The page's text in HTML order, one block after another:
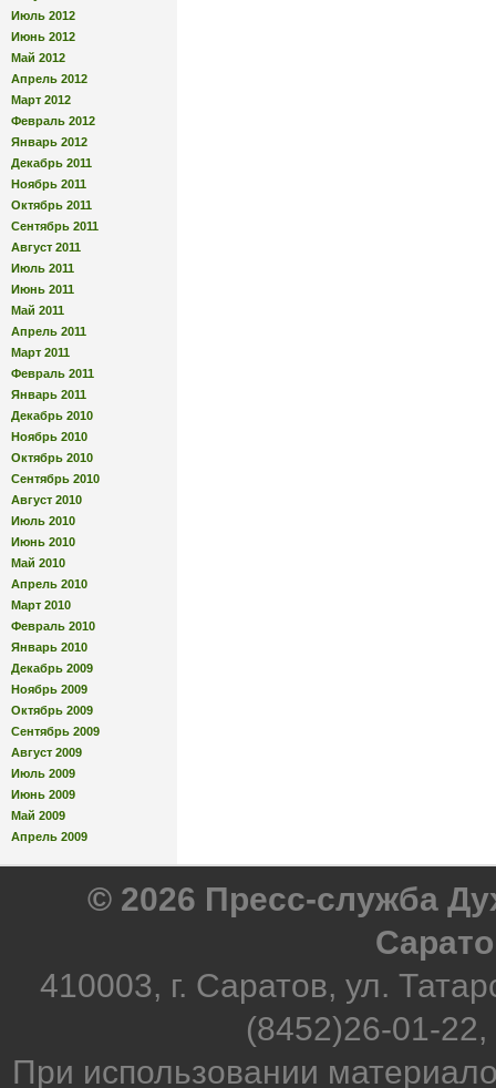
Июль 2012
Июнь 2012
Май 2012
Апрель 2012
Март 2012
Февраль 2012
Январь 2012
Декабрь 2011
Ноябрь 2011
Октябрь 2011
Сентябрь 2011
Август 2011
Июль 2011
Июнь 2011
Май 2011
Апрель 2011
Март 2011
Февраль 2011
Январь 2011
Декабрь 2010
Ноябрь 2010
Октябрь 2010
Сентябрь 2010
Август 2010
Июль 2010
Июнь 2010
Май 2010
Апрель 2010
Март 2010
Февраль 2010
Январь 2010
Декабрь 2009
Ноябрь 2009
Октябрь 2009
Сентябрь 2009
Август 2009
Июль 2009
Июнь 2009
Май 2009
Апрель 2009
© 2026 Пресс-служба
410003, г. Саратов, ул.
(8452)26-01-
При использовании